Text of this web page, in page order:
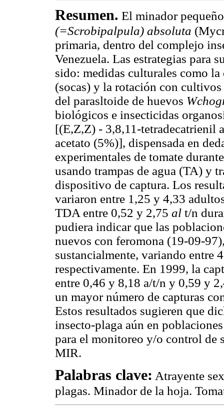
Resumen. El minador
(=Scrobipalpula) absoluta
primaria, dentro del complejo
Venezuela. Las estrategias para
sido: medidas culturales como
(socas) y la rotación con
del parasltoide de huevos
biológicos e insecticidas
[(E,Z,Z) - 3,8,11-tetradecatrienil
acetato (5%)], dispensada en
experimentales de tomate
usando trampas de agua (TA) y
dispositivo de captura. Los
variaron entre 1,25 y 4,33
TDA entre 0,52 y 2,75 al t/n
pudiera indicar que las
nuevos con feromona (19-09-
sustancialmente, variando entre
respectivamente. En 1999, la
entre 0,46 y 8,18 a/t/n y 0,59 y
un mayor número de capturas
Estos resultados sugieren que
insecto-plaga aún en
para el monitoreo y/o control de
MIR.
Palabras clave: Atrayente
plagas. Minador de la hoja.